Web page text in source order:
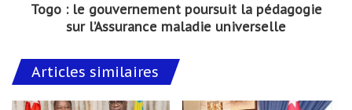
Togo : le gouvernement poursuit la pédagogie
sur l’Assurance maladie universelle
Articles similaires